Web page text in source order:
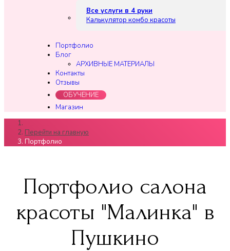
Все услуги в 4 руки
Калькулятор комбо красоты
Портфолио
Блог
АРХИВНЫЕ МАТЕРИАЛЫ
Контакты
Отзывы
ОБУЧЕНИЕ
Магазин
Перейти на главную
Портфолио
Портфолио салона
красоты "Малинка" в
Пушкино